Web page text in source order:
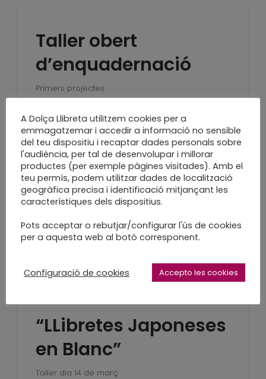
Taller obert
d’enquadernació
Primers projectes
Març, Agenda de
Tallers
Passaran coses boniques
“LLibretes Japoneses
en Blanc”
Taller dia 14 de març
A Dolça Llibreta utilitzem cookies per a
emmagatzemar i accedir a informació no sensible
del teu dispositiu i recaptar dades personals sobre
l'audiència, per tal de desenvolupar i millorar
productes (per exemple pàgines visitades). Amb el
teu permís, podem utilitzar dades de localització
geogràfica precisa i identificació mitjançant les
característiques dels dispositius.
Pots acceptar o rebutjar/configurar l'ús de cookies
per a aquesta web al botó corresponent.
Configuració de cookies Accepto les cookies